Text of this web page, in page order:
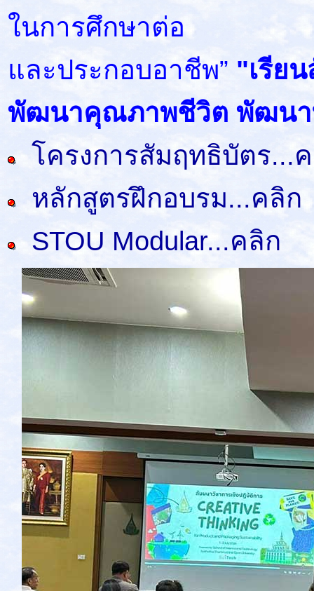
ในการศึกษาต่อ
และประกอบอาชีพ” "เรีย
พัฒนาคุณภาพชีวิต พัฒนา
โครงการสัมฤทธิบัตร...
หลักสูตรฝึกอบรม...คลิก
STOU Modular...คลิก